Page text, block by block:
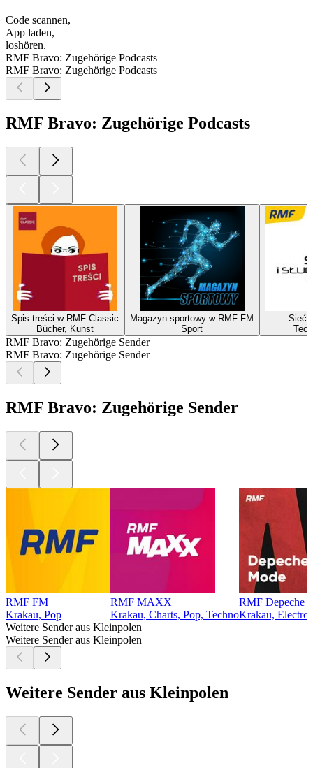
Code scannen,
App laden,
loshören.
RMF Bravo: Zugehörige Podcasts
RMF Bravo: Zugehörige Podcasts
RMF Bravo: Zugehörige Podcasts
Spis treści w RMF Classic
Bücher, Kunst
Magazyn sportowy w RMF FM
Sport
Sieć i
RMF Bravo: Zugehörige Sender
RMF Bravo: Zugehörige Sender
RMF Bravo: Zugehörige Sender
RMF FM
Krakau, Pop
RMF MAXX
Krakau, Charts, Pop, Techno
RMF Depeche
Krakau, Electro,
Weitere Sender aus Kleinpolen
Weitere Sender aus Kleinpolen
Weitere Sender aus Kleinpolen